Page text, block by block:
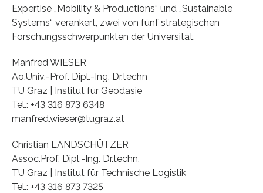
Expertise „Mobility & Productions“ und „Sustainable
Systems“ verankert, zwei von fünf strategischen
Forschungsschwerpunkten der Universität.
Manfred WIESER
Ao.Univ.-Prof. Dipl.-Ing. Dr.techn
TU Graz | Institut für Geodäsie
Tel.: +43 316 873 6348
manfred.wieser@tugraz.at
Christian LANDSCHÜTZER
Assoc.Prof. Dipl.-Ing. Dr.techn.
TU Graz | Institut für Technische Logistik
Tel.: +43 316 873 7325